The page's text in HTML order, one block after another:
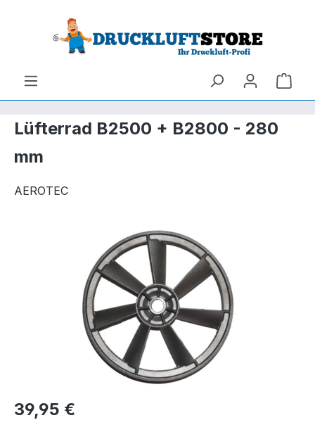
Hauptinhalt springen
Zur Suche springen
Lüfterrad B2500 + B2800 - 280
mm
AEROTEC
Bildergalerie überspringen
39,95 €